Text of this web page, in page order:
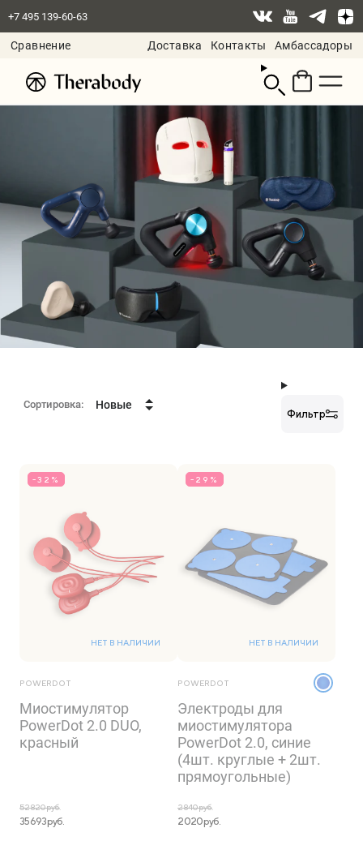
+7 495 139-60-63
Сравнение Доставка Контакты
Амбассадоры
Смотреть
корзину
Сортировка: Новые
Фильтр
-32%
НЕТ В НАЛИЧИИ
POWERDOT
Миостимулятор
PowerDot 2.0 DUO,
красный
52 820 руб.
35 693 руб.
-29%
НЕТ В НАЛИЧИИ
POWERDOT
Электроды для
миостимулятора
PowerDot 2.0, синие
(4шт. круглые + 2шт.
прямоугольные)
2 840 руб.
2 020 руб.